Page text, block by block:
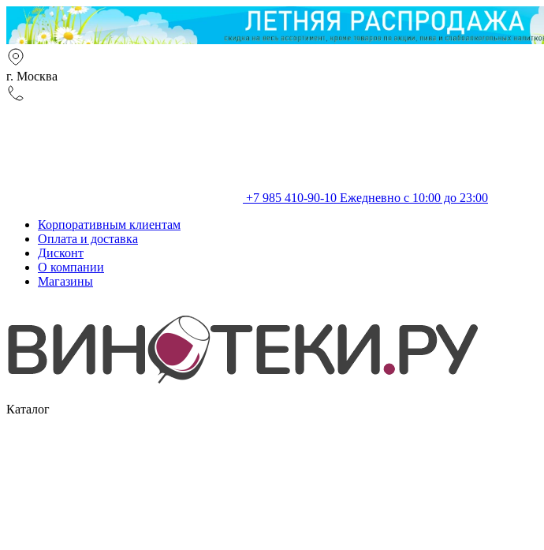
г. Москва
+7 985 410-90-10 Ежедневно с 10:00 до 23:00
Корпоративным клиентам
Оплата и доставка
Дисконт
О компании
Магазины
Каталог